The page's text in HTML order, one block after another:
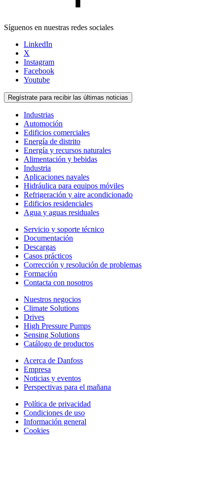
Síguenos en nuestras redes sociales
LinkedIn
X
Instagram
Facebook
Youtube
Regístrate para recibir las últimas noticias
Industrias
Automoción
Edificios comerciales
Energía de distrito
Energía y recursos naturales
Alimentación y bebidas
Industria
Aplicaciones navales
Hidráulica para equipos móviles
Refrigeración y aire acondicionado
Edificios residenciales
Agua y aguas residuales
Servicio y soporte técnico
Documentación
Descargas
Casos prácticos
Corrección y resolución de problemas
Formación
Contacta con nosotros
Nuestros negocios
Climate Solutions
Drives
High Pressure Pumps
Sensing Solutions
Catálogo de productos
Acerca de Danfoss
Empresa
Noticias y eventos
Perspectivas para el mañana
Política de privacidad
Condiciones de uso
Información general
Cookies